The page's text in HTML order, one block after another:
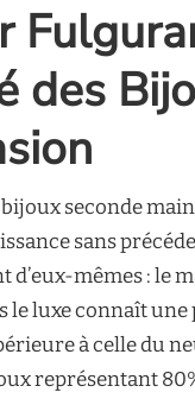
des
seconde
sans
mêmes : le
le luxe connaît
à celle du
représentant